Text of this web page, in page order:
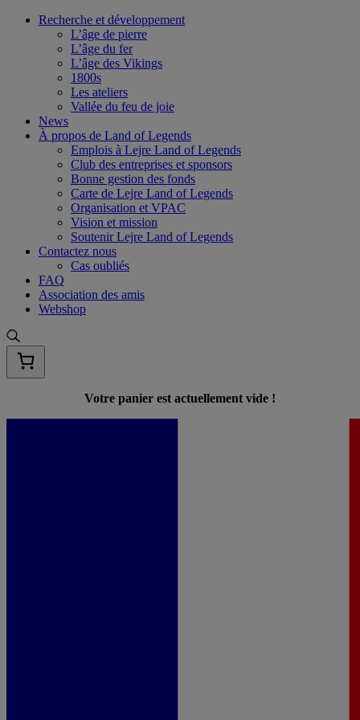
Skip
Recherche et développement
L’âge de pierre
L’âge du fer
L’âge des Vikings
1800s
Les ateliers
Vallée du feu de joie
News
À propos de Land of Legends
Emplois à Lejre Land of Legends
Club des entreprises et sponsors
Bonne gestion des fonds
Carte de Lejre Land of Legends
Organisation et VPAC
Vision et mission
Soutenir Lejre Land of Legends
Contactez nous
Cas oubliés
FAQ
Association des amis
Webshop
Votre panier est actuellement vide !